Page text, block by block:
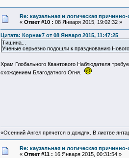
Re: каузальная и логическая
« Ответ #10 : 08 Января 2015, 19:02:32 »
Цитата: Корнак7 от 08 Января 2015, 11:47:25
Тишина...
Ученые серьезно подошли к празднованию
Храм Глобального Квантового Наблюдателя
схождением Благодатного Огня.
«Осенний Ангел прячется в дождях. В листве
Re: каузальная и логическая
« Ответ #11 : 16 Января 2015, 00:31:54 »